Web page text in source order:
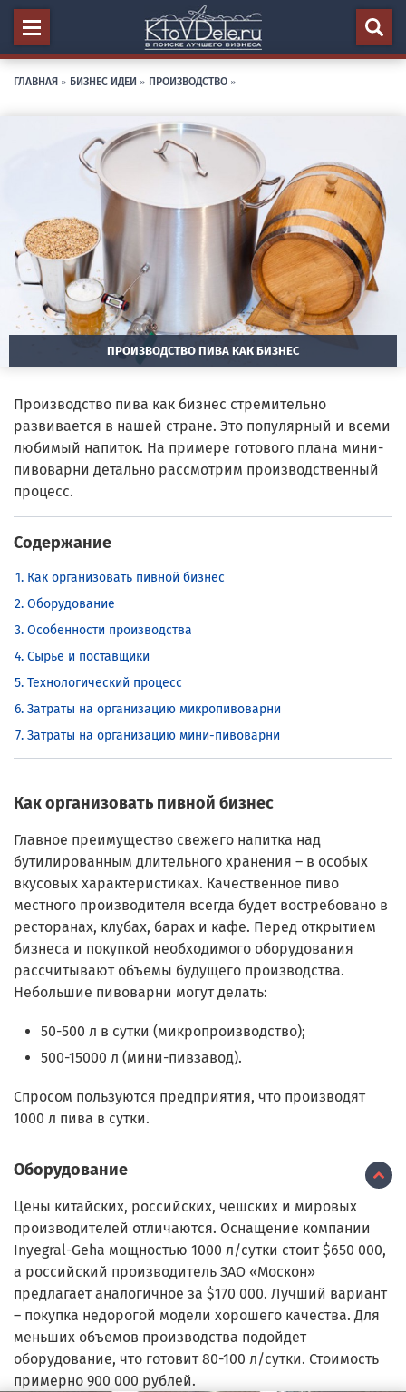
ГЛАВНАЯ » БИЗНЕС ИДЕИ » ПРОИЗВОДСТВО »
ПРОИЗВОДСТВО ПИВА КАК БИЗНЕС
Производство пива как бизнес стремительно
развивается в нашей стране. Это популярный и всеми
любимый напиток. На примере готового плана мини-
пивоварни детально рассмотрим производственный
процесс.
Содержание
Как организовать пивной бизнес
Оборудование
Особенности производства
Сырье и поставщики
Технологический процесс
Затраты на организацию микропивоварни
Затраты на организацию мини-пивоварни
Как организовать пивной бизнес
Главное преимущество свежего напитка над
бутилированным длительного хранения – в особых
вкусовых характеристиках. Качественное пиво
местного производителя всегда будет востребовано в
ресторанах, клубах, барах и кафе. Перед открытием
бизнеса и покупкой необходимого оборудования
рассчитывают объемы будущего производства.
Небольшие пивоварни могут делать:
50-500 л в сутки (микропроизводство);
500-15000 л (мини-пивзавод).
Спросом пользуются предприятия, что производят
1000 л пива в сутки.
Оборудование
Цены китайских, российских, чешских и мировых
производителей отличаются. Оснащение компании
Inyegral-Geha мощностью 1000 л/сутки стоит $650 000,
а российский производитель ЗАО «Москон»
предлагает аналогичное за $170 000. Лучший вариант
– покупка недорогой модели хорошего качества. Для
меньших объемов производства подойдет
оборудование, что готовит 80-100 л/сутки. Стоимость
примерно 900 000 рублей.